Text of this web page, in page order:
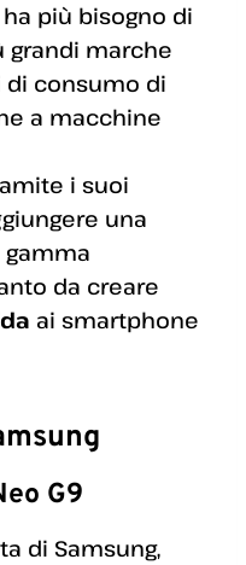
più bisogno di
grandi marche
consumo di
a macchine
i suoi
una
da creare
ai smartphone
G9
di Samsung,